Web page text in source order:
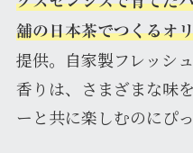
舖の日本茶でつくるオ
提供。自家製フレッシ
香りは、さまざまな味
ーと共に楽しむのにぴ